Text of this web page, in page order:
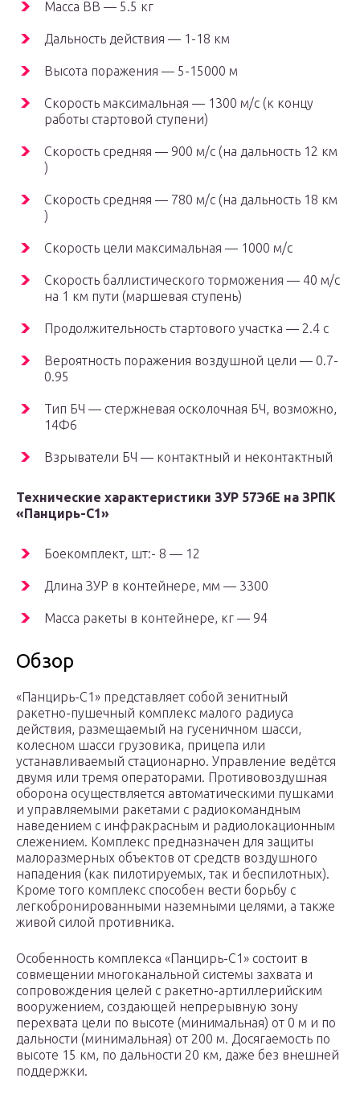
Масса ВВ — 5.5 кг
Дальность действия — 1-18 км
Высота поражения — 5-15000 м
Скорость максимальная — 1300 м/с (к концу
работы стартовой ступени)
Скорость средняя — 900 м/с (на дальность 12 км
)
Скорость средняя — 780 м/с (на дальность 18 км
)
Скорость цели максимальная — 1000 м/с
Скорость баллистического торможения — 40 м/с
на 1 км пути (маршевая ступень)
Продолжительность стартового участка — 2.4 с
Вероятность поражения воздушной цели — 0.7-
0.95
Тип БЧ — стержневая осколочная БЧ, возможно,
14Ф6
Взрыватели БЧ — контактный и неконтактный
Технические характеристики ЗУР 57Э6Е на ЗРПК
«Панцирь-С1»
Боекомплект, шт:- 8 — 12
Длина ЗУР в контейнере, мм — 3300
Масса ракеты в контейнере, кг — 94
Обзор
«Панцирь-С1» представляет собой зенитный
ракетно-пушечный комплекс малого радиуса
действия, размещаемый на гусеничном шасси,
колесном шасси грузовика, прицепа или
устанавливаемый стационарно. Управление ведётся
двумя или тремя операторами. Противовоздушная
оборона осуществляется автоматическими пушками
и управляемыми ракетами с радиокомандным
наведением с инфракрасным и радиолокационным
слежением. Комплекс предназначен для защиты
малоразмерных объектов от средств воздушного
нападения (как пилотируемых, так и беспилотных).
Кроме того комплекс способен вести борьбу с
легкобронированными наземными целями, а также
живой силой противника.
Особенность комплекса «Панцирь-С1» состоит в
совмещении многоканальной системы захвата и
сопровождения целей с ракетно-артиллерийским
вооружением, создающей непрерывную зону
перехвата цели по высоте (минимальная) от 0 м и по
дальности (минимальная) от 200 м. Досягаемость по
высоте 15 км, по дальности 20 км, даже без внешней
поддержки.